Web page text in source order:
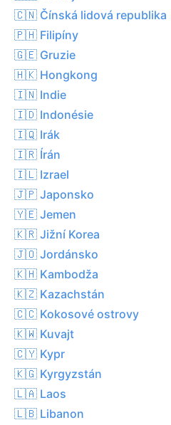
🇨🇳 Čínská lidová republika
🇵🇭 Filipíny
🇬🇪 Gruzie
🇭🇰 Hongkong
🇮🇳 Indie
🇮🇩 Indonésie
🇮🇶 Irák
🇮🇷 Írán
🇮🇱 Izrael
🇯🇵 Japonsko
🇾🇪 Jemen
🇰🇷 Jižní Korea
🇯🇴 Jordánsko
🇰🇭 Kambodža
🇰🇿 Kazachstán
🇨🇨 Kokosové ostrovy
🇰🇼 Kuvajt
🇨🇾 Kypr
🇰🇬 Kyrgyzstán
🇱🇦 Laos
🇱🇧 Libanon